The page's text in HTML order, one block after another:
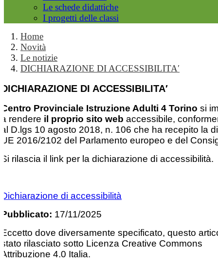
Le schede didattiche
I progetti delle classi
Home
Novità
Le notizie
DICHIARAZIONE DI ACCESSIBILITA′
DICHIARAZIONE DI ACCESSIBILITA′
Centro Provinciale Istruzione Adulti 4 Torino si
a rendere il proprio sito web accessibile,
al D.lgs 10 agosto 2018, n. 106 che ha recepito la
UE 2016/2102 del Parlamento europeo e del
Si rilascia il link per la dichiarazione di accessibilità.
Dichiarazione di accessibilità
Pubblicato: 17/11/2025
Eccetto dove diversamente specificato, questo
stato rilasciato sotto Licenza Creative Commons
Attribuzione 4.0 Italia.